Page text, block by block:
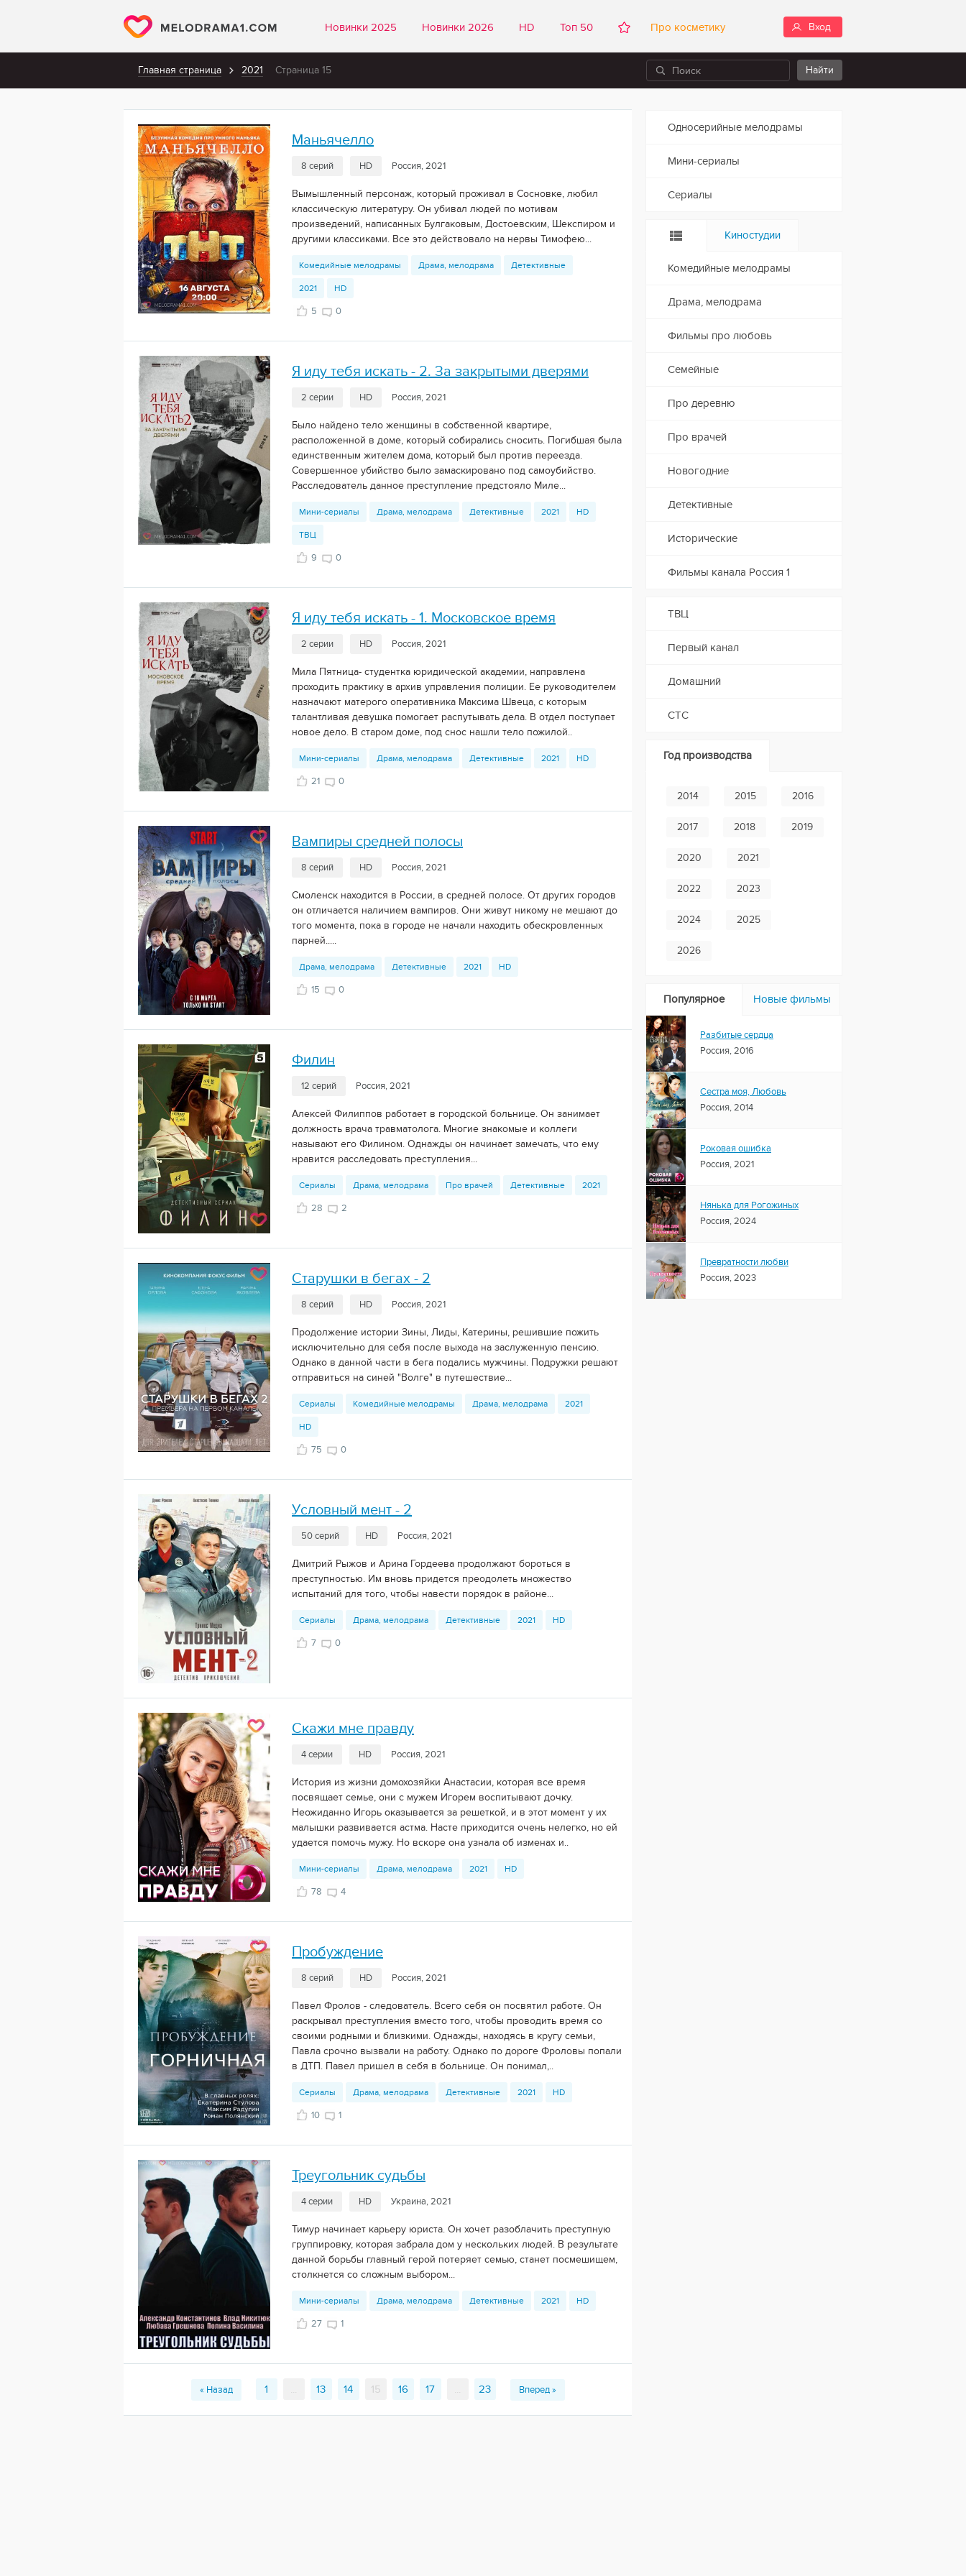
Новинки 2025 Новинки 2026 HD Топ 50 Про косметику Вход
Главная страница 2021 Страница 15
Маньячелло
8 серий HD Россия, 2021
Вымышленный персонаж, который проживал в Сосновке, любил
классическую литературу. Он убивал людей по мотивам
произведений, написанных Булгаковым, Достоевским, Шекспиром и
другими классиками. Все это действовало на нервы Тимофею...
Комедийные мелодрамы Драма, мелодрама Детективные
2021 HD
5 0
Я иду тебя искать - 2. За закрытыми дверями
2 серии HD Россия, 2021
Было найдено тело женщины в собственной квартире,
расположенной в доме, который собирались сносить. Погибшая была
единственным жителем дома, который был против переезда.
Совершенное убийство было замаскировано под самоубийство.
Расследователь данное преступление предстояло Миле...
Мини-сериалы Драма, мелодрама Детективные 2021 HD
ТВЦ
9 0
Я иду тебя искать - 1. Московское время
2 серии HD Россия, 2021
Мила Пятница- студентка юридической академии, направлена
проходить практику в архив управления полиции. Ее руководителем
назначают матерого оперативника Максима Швеца, с которым
талантливая девушка помогает распутывать дела. В отдел поступает
новое дело. В старом доме, под снос нашли тело пожилой..
Мини-сериалы Драма, мелодрама Детективные 2021 HD
21 0
Вампиры средней полосы
8 серий HD Россия, 2021
Смоленск находится в России, в средней полосе. От других городов
он отличается наличием вампиров. Они живут никому не мешают до
того момента, пока в городе не начали находить обескровленных
парней.....
Драма, мелодрама Детективные 2021 HD
15 0
Филин
12 серий Россия, 2021
Алексей Филиппов работает в городской больнице. Он занимает
должность врача травматолога. Многие знакомые и коллеги
называют его Филином. Однажды он начинает замечать, что ему
нравится расследовать преступления...
Сериалы Драма, мелодрама Про врачей Детективные 2021
28 2
Старушки в бегах - 2
8 серий HD Россия, 2021
Продолжение истории Зины, Лиды, Катерины, решившие пожить
исключительно для себя после выхода на заслуженную пенсию.
Однако в данной части в бега подались мужчины. Подружки решают
отправиться на синей "Волге" в путешествие...
Сериалы Комедийные мелодрамы Драма, мелодрама 2021
HD
75 0
Условный мент - 2
50 серий HD Россия, 2021
Дмитрий Рыжов и Арина Гордеева продолжают бороться в
преступностью. Им вновь придется преодолеть множество
испытаний для того, чтобы навести порядок в районе...
Сериалы Драма, мелодрама Детективные 2021 HD
7 0
Скажи мне правду
4 серии HD Россия, 2021
История из жизни домохозяйки Анастасии, которая все время
посвящает семье, они с мужем Игорем воспитывают дочку.
Неожиданно Игорь оказывается за решеткой, и в этот момент у их
малышки развивается астма. Насте приходится очень нелегко, но ей
удается помочь мужу. Но вскоре она узнала об изменах и..
Мини-сериалы Драма, мелодрама 2021 HD
78 4
Пробуждение
8 серий HD Россия, 2021
Павел Фролов - следователь. Всего себя он посвятил работе. Он
раскрывал преступления вместо того, чтобы проводить время со
своими родными и близкими. Однажды, находясь в кругу семьи,
Павла срочно вызвали на работу. Однако по дороге Фроловы попали
в ДТП. Павел пришел в себя в больнице. Он понимал,..
Сериалы Драма, мелодрама Детективные 2021 HD
10 1
Треугольник судьбы
4 серии HD Украина, 2021
Тимур начинает карьеру юриста. Он хочет разоблачить преступную
группировку, которая забрала дом у нескольких людей. В результате
данной борьбы главный герой потеряет семью, станет посмешищем,
столкнется со сложным выбором...
Мини-сериалы Драма, мелодрама Детективные 2021 HD
27 1
« Назад 1 ... 13 14 15 16 17 ... 23 Вперед »
Односерийные мелодрамы
Мини-сериалы
Сериалы
Киностудии
Комедийные мелодрамы
Драма, мелодрама
Фильмы про любовь
Семейные
Про деревню
Про врачей
Новогодние
Детективные
Исторические
Фильмы канала Россия 1
ТВЦ
Первый канал
Домашний
СТС
Год производства
2014 2015 2016
2017 2018 2019
2020 2021
2022 2023
2024 2025
2026
Популярное Новые фильмы
Разбитые сердца
Россия, 2016
Сестра моя, Любовь
Россия, 2014
Роковая ошибка
Россия, 2021
Нянька для Рогожиных
Россия, 2024
Превратности любви
Россия, 2023